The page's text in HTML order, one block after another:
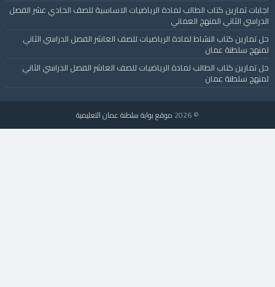
اجابات تمارين كتاب الطالب لمادة الرياضيات الاساسية للصف الحادي عشر الفصل
الدراسي الثاني المنهج العماني
حل تمارين كتاب النشاط لمادة الرياضيات للصف العاشر الفصل الدراسي الثاني
لمنهج سلطنة عمان
حل تمارين كتاب الطالب لمادة الرياضيات للصف العاشر الفصل الدراسي الثاني
لمنهج سلطنة عمان
© 2026 موقع بوابة سلطنة عمان التعليمية